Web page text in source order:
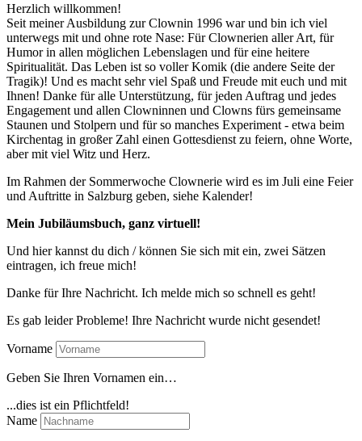
Herzlich willkommen!
Seit meiner Ausbildung zur Clownin 1996 war und bin ich viel
unterwegs mit und ohne rote Nase: Für Clownerien aller Art, für
Humor in allen möglichen Lebenslagen und für eine heitere
Spiritualität. Das Leben ist so voller Komik (die andere Seite der
Tragik)! Und es macht sehr viel Spaß und Freude mit euch und mit
Ihnen! Danke für alle Unterstützung, für jeden Auftrag und jedes
Engagement und allen Clowninnen und Clowns fürs gemeinsame
Staunen und Stolpern und für so manches Experiment - etwa beim
Kirchentag in großer Zahl einen Gottesdienst zu feiern, ohne Worte,
aber mit viel Witz und Herz.
Im Rahmen der Sommerwoche Clownerie wird es im Juli eine Feier
und Auftritte in Salzburg geben, siehe Kalender!
Mein Jubiläumsbuch, ganz virtuell!
Und hier kannst du dich / können Sie sich mit ein, zwei Sätzen
eintragen, ich freue mich!
Danke für Ihre Nachricht. Ich melde mich so schnell es geht!
Es gab leider Probleme! Ihre Nachricht wurde nicht gesendet!
Vorname
Geben Sie Ihren Vornamen ein…
...dies ist ein Pflichtfeld!
Name